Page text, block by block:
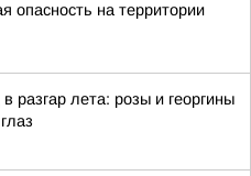
на территории
разгар лета: розы и георгины